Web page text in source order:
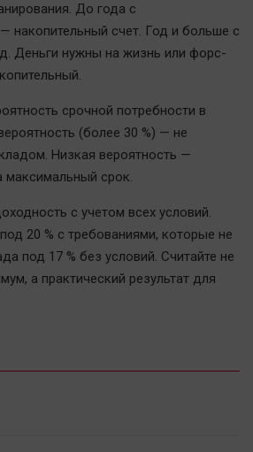
До года с
накопительный счет. Год и больше с
Деньги нужны на жизнь или форс-
срочной потребности в
(более 30 %) — не
Низкая вероятность —
максимальный срок.
с учетом всех условий.
20 % с требованиями, которые не
под 17 % без условий. Считайте не
а практический результат для